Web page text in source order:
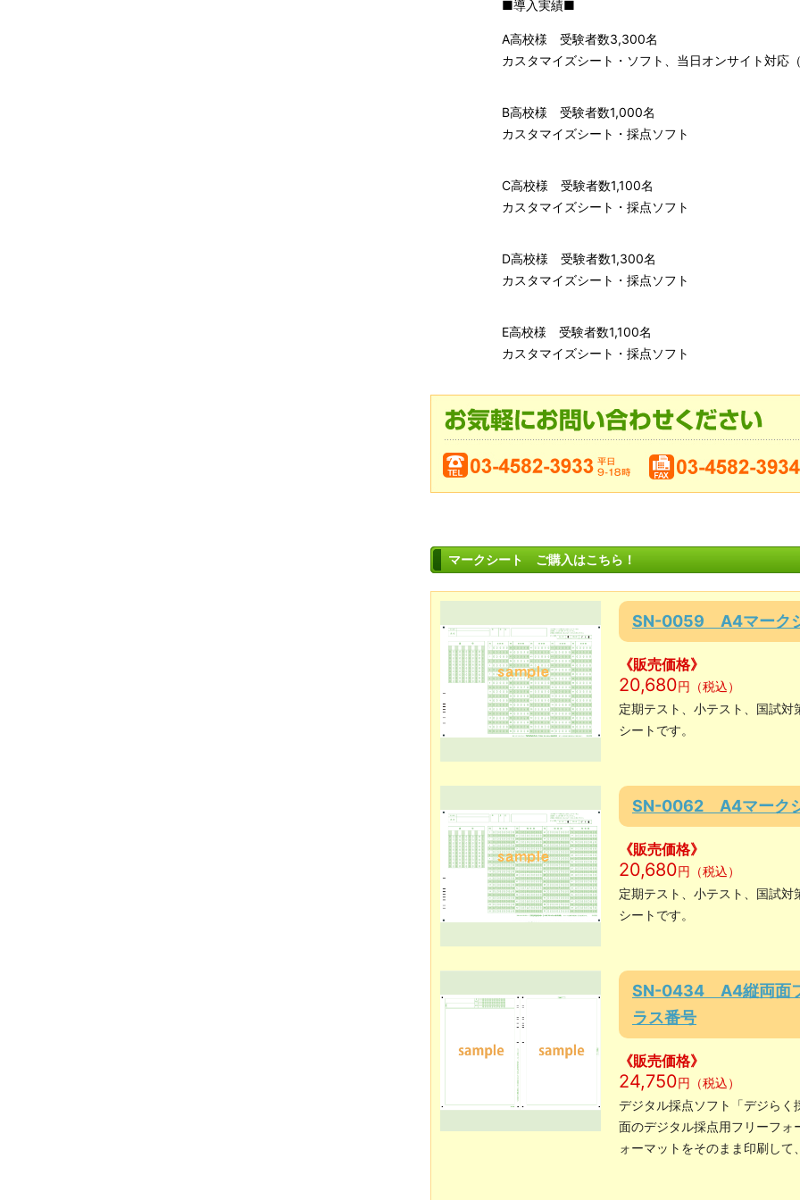
■導入実績■
A高校様 受験者数3,300名
カスタマイズシート・ソフト、当日オンサイト対応
B高校様 受験者数1,000名
カスタマイズシート・採点ソフト
C高校様 受験者数1,100名
カスタマイズシート・採点ソフト
D高校様 受験者数1,300名
カスタマイズシート・採点ソフト
E高校様 受験者数1,100名
カスタマイズシート・採点ソフト
マークシート ご購入はこちら！
SN-0059 A4マーク
《販売価格》
20,680円（税込）
定期テスト、小テスト、国試
シートです。
SN-0062 A4マーク
《販売価格》
20,680円（税込）
定期テスト、小テスト、国試
シートです。
SN-0434 A4縦両面
ラス番号
《販売価格》
24,750円（税込）
デジタル採点ソフト「デジら
面のデジタル採点用フリーフ
ォーマットをそのまま印刷し